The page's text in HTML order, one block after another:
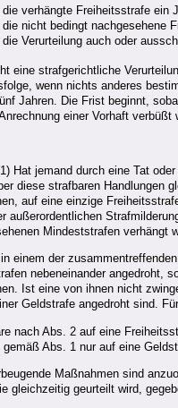
die verhängte Freiheitsstrafe ein
die nicht bedingt nachgesehene
die Verurteilung auch oder
eine strafgerichtliche
wenn nichts anderes
Jahren. Die Frist beginnt,
einer Vorhaft
Hat jemand durch eine Tat
diese strafbaren Handlungen
auf eine einzige
außerordentlichen
Mindeststrafen verhängt
einem der
nebeneinander angedroht,
Ist eine von ihnen nicht
Geldstrafe angedroht sind.
nach Abs. 2 auf eine
gemäß Abs. 1 nur auf eine
Maßnahmen sind
gleichzeitig geurteilt wird,